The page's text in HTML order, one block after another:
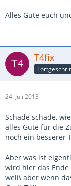
Alles Gute euch
T4fix
24. Juli 2013
Schade schade,
alles Gute für die
noch ein besserer
Aber was ist
wird hier das Ende
weiß aber wenn